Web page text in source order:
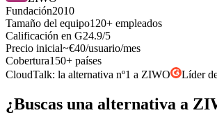
Fundación2010
Tamaño del equipo120+ empleados
Calificación en G24.9/5
Precio inicial~€40/usuario/mes
Cobertura150+ países
CloudTalk: la alternativa nº1 a ZIWO
Líder
¿Buscas una alternativa a